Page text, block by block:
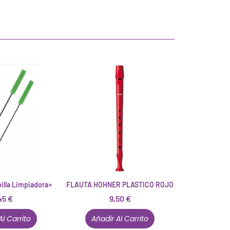
Limpiadora»
€
Carrito
FLAUTA HOHNER PLASTICO ROJO
9,50 €
Añadir Al Carrito